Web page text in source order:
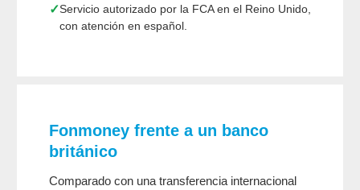
✓Servicio autorizado por la FCA en el Reino Unido,
con atención en español.
Fonmoney frente a un banco
británico
Comparado con una transferencia internacional